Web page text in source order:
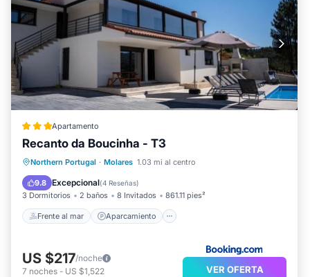
Apartamento
Recanto da Boucinha - T3
Northern Portugal · Molares 1.03 mi al centro
9.8 Excepcional(4 Reseñas)
3 Dormitorios 2 baños 8 Invitados 861.11 pies²
Frente al mar Aparcamiento
Frente al mar Aparcamiento
Vista al mar
US $217/noche
7 noches - US $1,522 VER OFERTA